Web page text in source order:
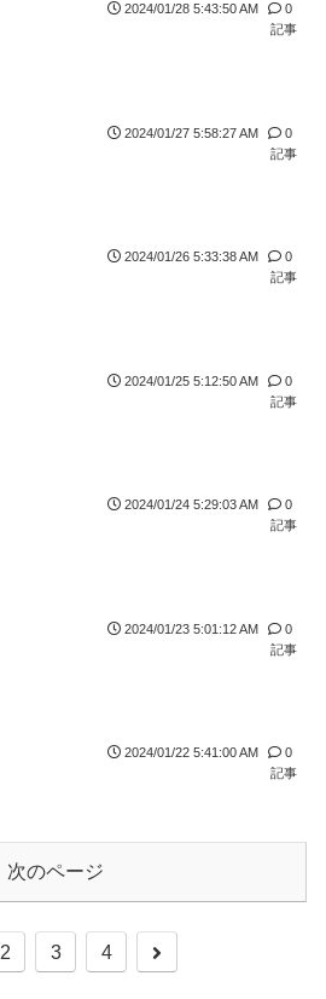
2024/01/28 5:43:50 AM
0
記事
2024/01/27 5:58:27 AM
0
記事
2024/01/26 5:33:38 AM
0
記事
2024/01/25 5:12:50 AM
0
記事
2024/01/24 5:29:03 AM
0
記事
2024/01/23 5:01:12 AM
0
記事
2024/01/22 5:41:00 AM
0
記事
次のページ
2 3 4